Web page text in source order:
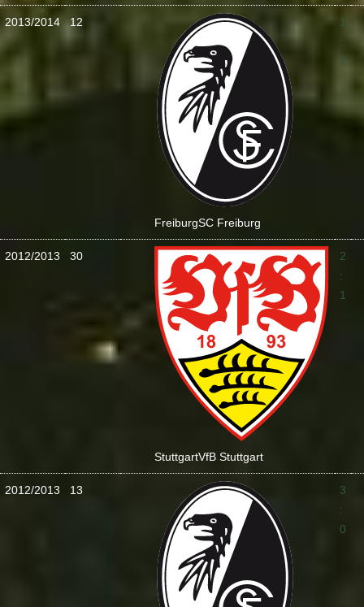
2013/2014 12
FreiburgSC Freiburg
1
:
3
2012/2013 30
StuttgartVfB Stuttgart
2
:
1
2012/2013 13
3
:
0